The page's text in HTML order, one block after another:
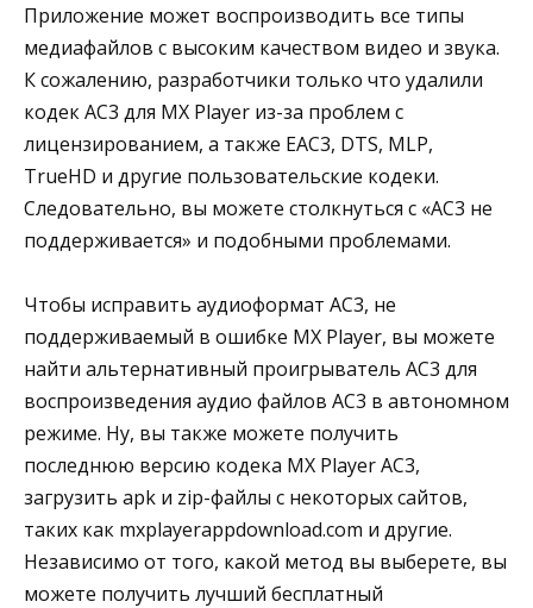
Приложение может воспроизводить все типы
медиафайлов с высоким качеством видео и звука.
К сожалению, разработчики только что удалили
кодек AC3 для MX Player из-за проблем с
лицензированием, а также EAC3, DTS, MLP,
TrueHD и другие пользовательские кодеки.
Следовательно, вы можете столкнуться с «AC3 не
поддерживается» и подобными проблемами.
Чтобы исправить аудиоформат AC3, не
поддерживаемый в ошибке MX Player, вы можете
найти альтернативный проигрыватель AC3 для
воспроизведения аудио файлов AC3 в автономном
режиме. Ну, вы также можете получить
последнюю версию кодека MX Player AC3,
загрузить apk и zip-файлы с некоторых сайтов,
таких как mxplayerappdownload.com и другие.
Независимо от того, какой метод вы выберете, вы
можете получить лучший бесплатный